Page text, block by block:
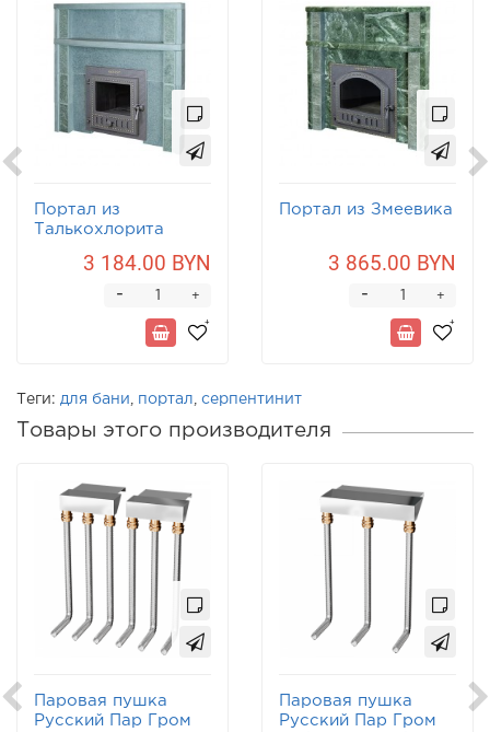
Портал из
Талькохлорита
3 184.00 BYN
+
-
Портал из Змеевика
3 865.00 BYN
+
-
Теги: для бани портал серпентинит
Товары этого производителя
Паровая пушка
Русский Пар Гром
Паровая пушка
Русский Пар Гром